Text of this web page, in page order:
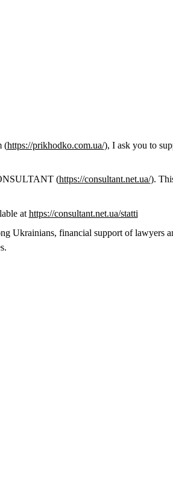
(https://prikhodko.com.ua/), I ask you to
(https://consultant.net.ua/).
at https://consultant.net.ua/statti
Ukrainians, financial support of lawyers